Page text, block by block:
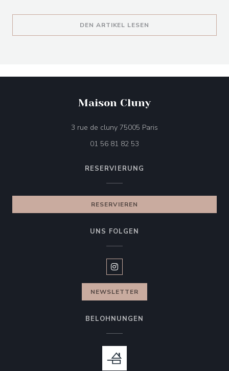
DEN ARTIKEL LESEN
Maison Cluny
3 rue de cluny 75005 Paris
01 56 81 82 53
RESERVIERUNG
RESERVIEREN
UNS FOLGEN
Instagram ((öffnet ein neues
NEWSLETTER
BELOHNUNGEN